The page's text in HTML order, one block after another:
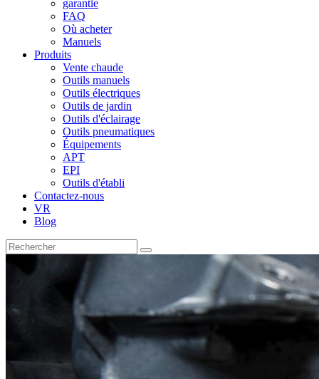
garantie
FAQ
Où acheter
Manuels
Produits
Vente chaude
Outils manuels
Outils électriques
Outils de jardin
Outils d'éclairage
Outils pneumatiques
Équipements
APT
EPI
Outils d'établi
Contactez-nous
VR
Blog